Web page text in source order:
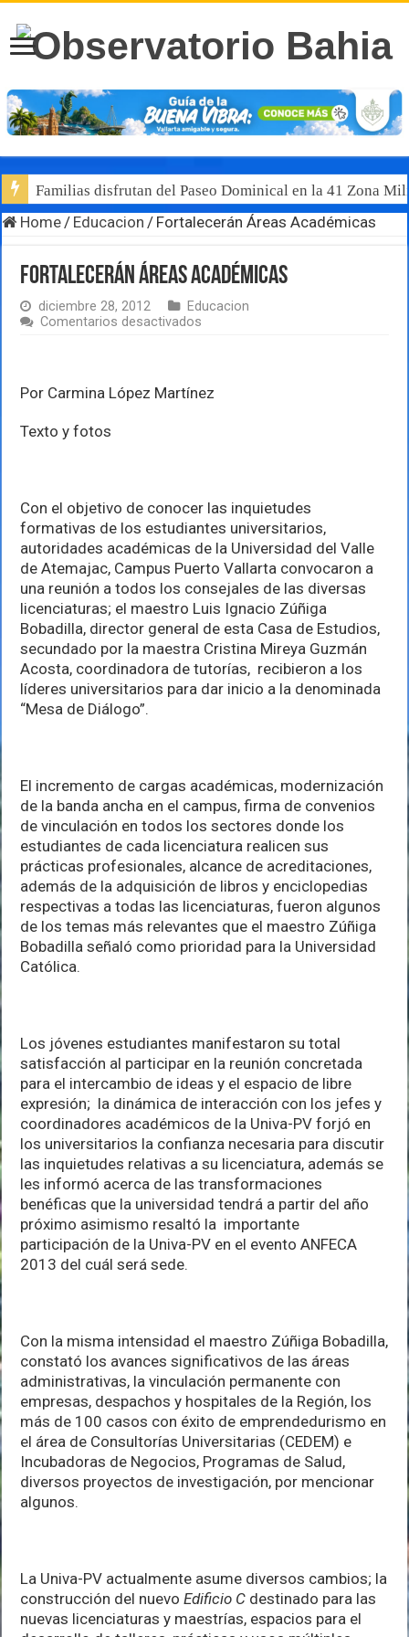
Familias disfrutan del Paseo Dominical en la 41 Zona
Home / Educacion / Fortalecerán Áreas Académicas
Fortalecerán Áreas Académicas
diciembre 28, 2012
Educacion
Comentarios desactivados
Por Carmina López Martínez
Texto y fotos
Con el objetivo de conocer las inquietudes
formativas de los estudiantes universitarios,
autoridades académicas de la Universidad del Valle
de Atemajac, Campus Puerto Vallarta convocaron a
una reunión a todos los consejales de las diversas
licenciaturas; el maestro Luis Ignacio Zúñiga
Bobadilla, director general de esta Casa de Estudios,
secundado por la maestra Cristina Mireya Guzmán
Acosta, coordinadora de tutorías, recibieron a los
líderes universitarios para dar inicio a la denominada
“Mesa de Diálogo”.
El incremento de cargas académicas, modernización
de la banda ancha en el campus, firma de convenios
de vinculación en todos los sectores donde los
estudiantes de cada licenciatura realicen sus
prácticas profesionales, alcance de acreditaciones,
además de la adquisición de libros y enciclopedias
respectivas a todas las licenciaturas, fueron algunos
de los temas más relevantes que el maestro Zúñiga
Bobadilla señaló como prioridad para la Universidad
Católica.
Los jóvenes estudiantes manifestaron su total
satisfacción al participar en la reunión concretada
para el intercambio de ideas y el espacio de libre
expresión; la dinámica de interacción con los jefes y
coordinadores académicos de la Univa-PV forjó en
los universitarios la confianza necesaria para discutir
las inquietudes relativas a su licenciatura, además se
les informó acerca de las transformaciones
benéficas que la universidad tendrá a partir del año
próximo asimismo resaltó la importante
participación de la Univa-PV en el evento ANFECA
2013 del cuál será sede.
Con la misma intensidad el maestro Zúñiga Bobadilla,
constató los avances significativos de las áreas
administrativas, la vinculación permanente con
empresas, despachos y hospitales de la Región, los
más de 100 casos con éxito de emprendedurismo en
el área de Consultorías Universitarias (CEDEM) e
Incubadoras de Negocios, Programas de Salud,
diversos proyectos de investigación, por mencionar
algunos.
La Univa-PV actualmente asume diversos cambios; la
construcción del nuevoEdificio C destinado para las
nuevas licenciaturas y maestrías, espacios para el